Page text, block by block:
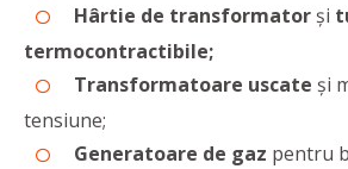
Hârtie de transformator şi
termocontractibile;
Transformatoare uscate şi
tensiune;
Generatoare de gaz pentru